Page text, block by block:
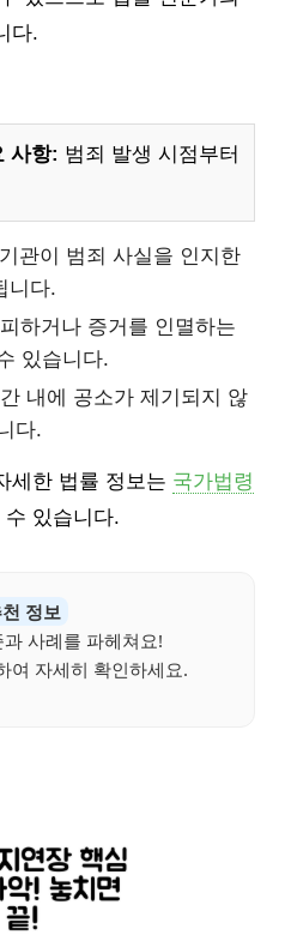
다.
사항: 범죄 발생 시점부터
관이 범죄 사실을 인지한
니다.
하거나 증거를 인멸하는
있습니다.
내에 공소가 제기되지 않
다.
세한 법률 정보는 국가법령
있습니다.
정보
사례를 파헤쳐요!
여 자세히 확인하세요.